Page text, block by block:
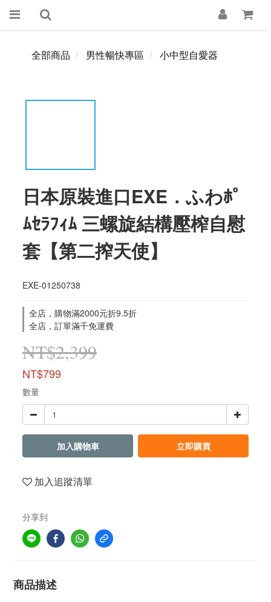
全部商品 男性暢快專區 小中型自愛器
日本原裝進口EXE．ふわﾎﾟ
ﾑｾﾗﾌｨﾑ 三螺旋結構壓榨自慰
套【第二搾天使】
EXE-01250738
全店，購物滿2000元折9.5折
全店，訂單滿千免運費
NT$2,399
NT$799
數量
加入購物車 立即購買
加入追蹤清單
分享到
商品描述